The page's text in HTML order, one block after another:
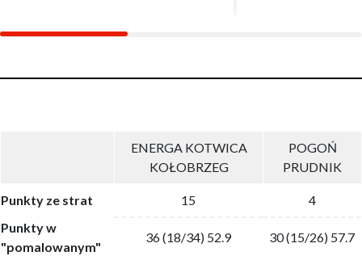
ENERGA KOTWICA
KOŁOBRZEG
POGOŃ
PRUDNIK
Punkty ze strat 15
4
Punkty w
"pomalowanym"
36 (18/34) 52.9
30 (15/26) 57.7